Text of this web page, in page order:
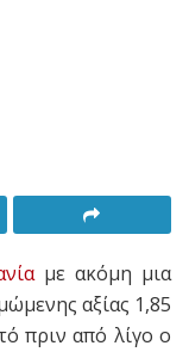
με ακόμη μια
αξίας 1,85
πριν από λίγο ο